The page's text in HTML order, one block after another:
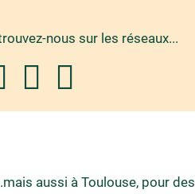
nous sur les réseaux...
aussi à Toulouse, pour des